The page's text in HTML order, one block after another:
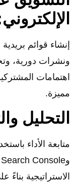
إنشاء قوائم
ونشرات دورية،
اهتمامات
مميزة.
التحليل
الاستراتيجية بناءً